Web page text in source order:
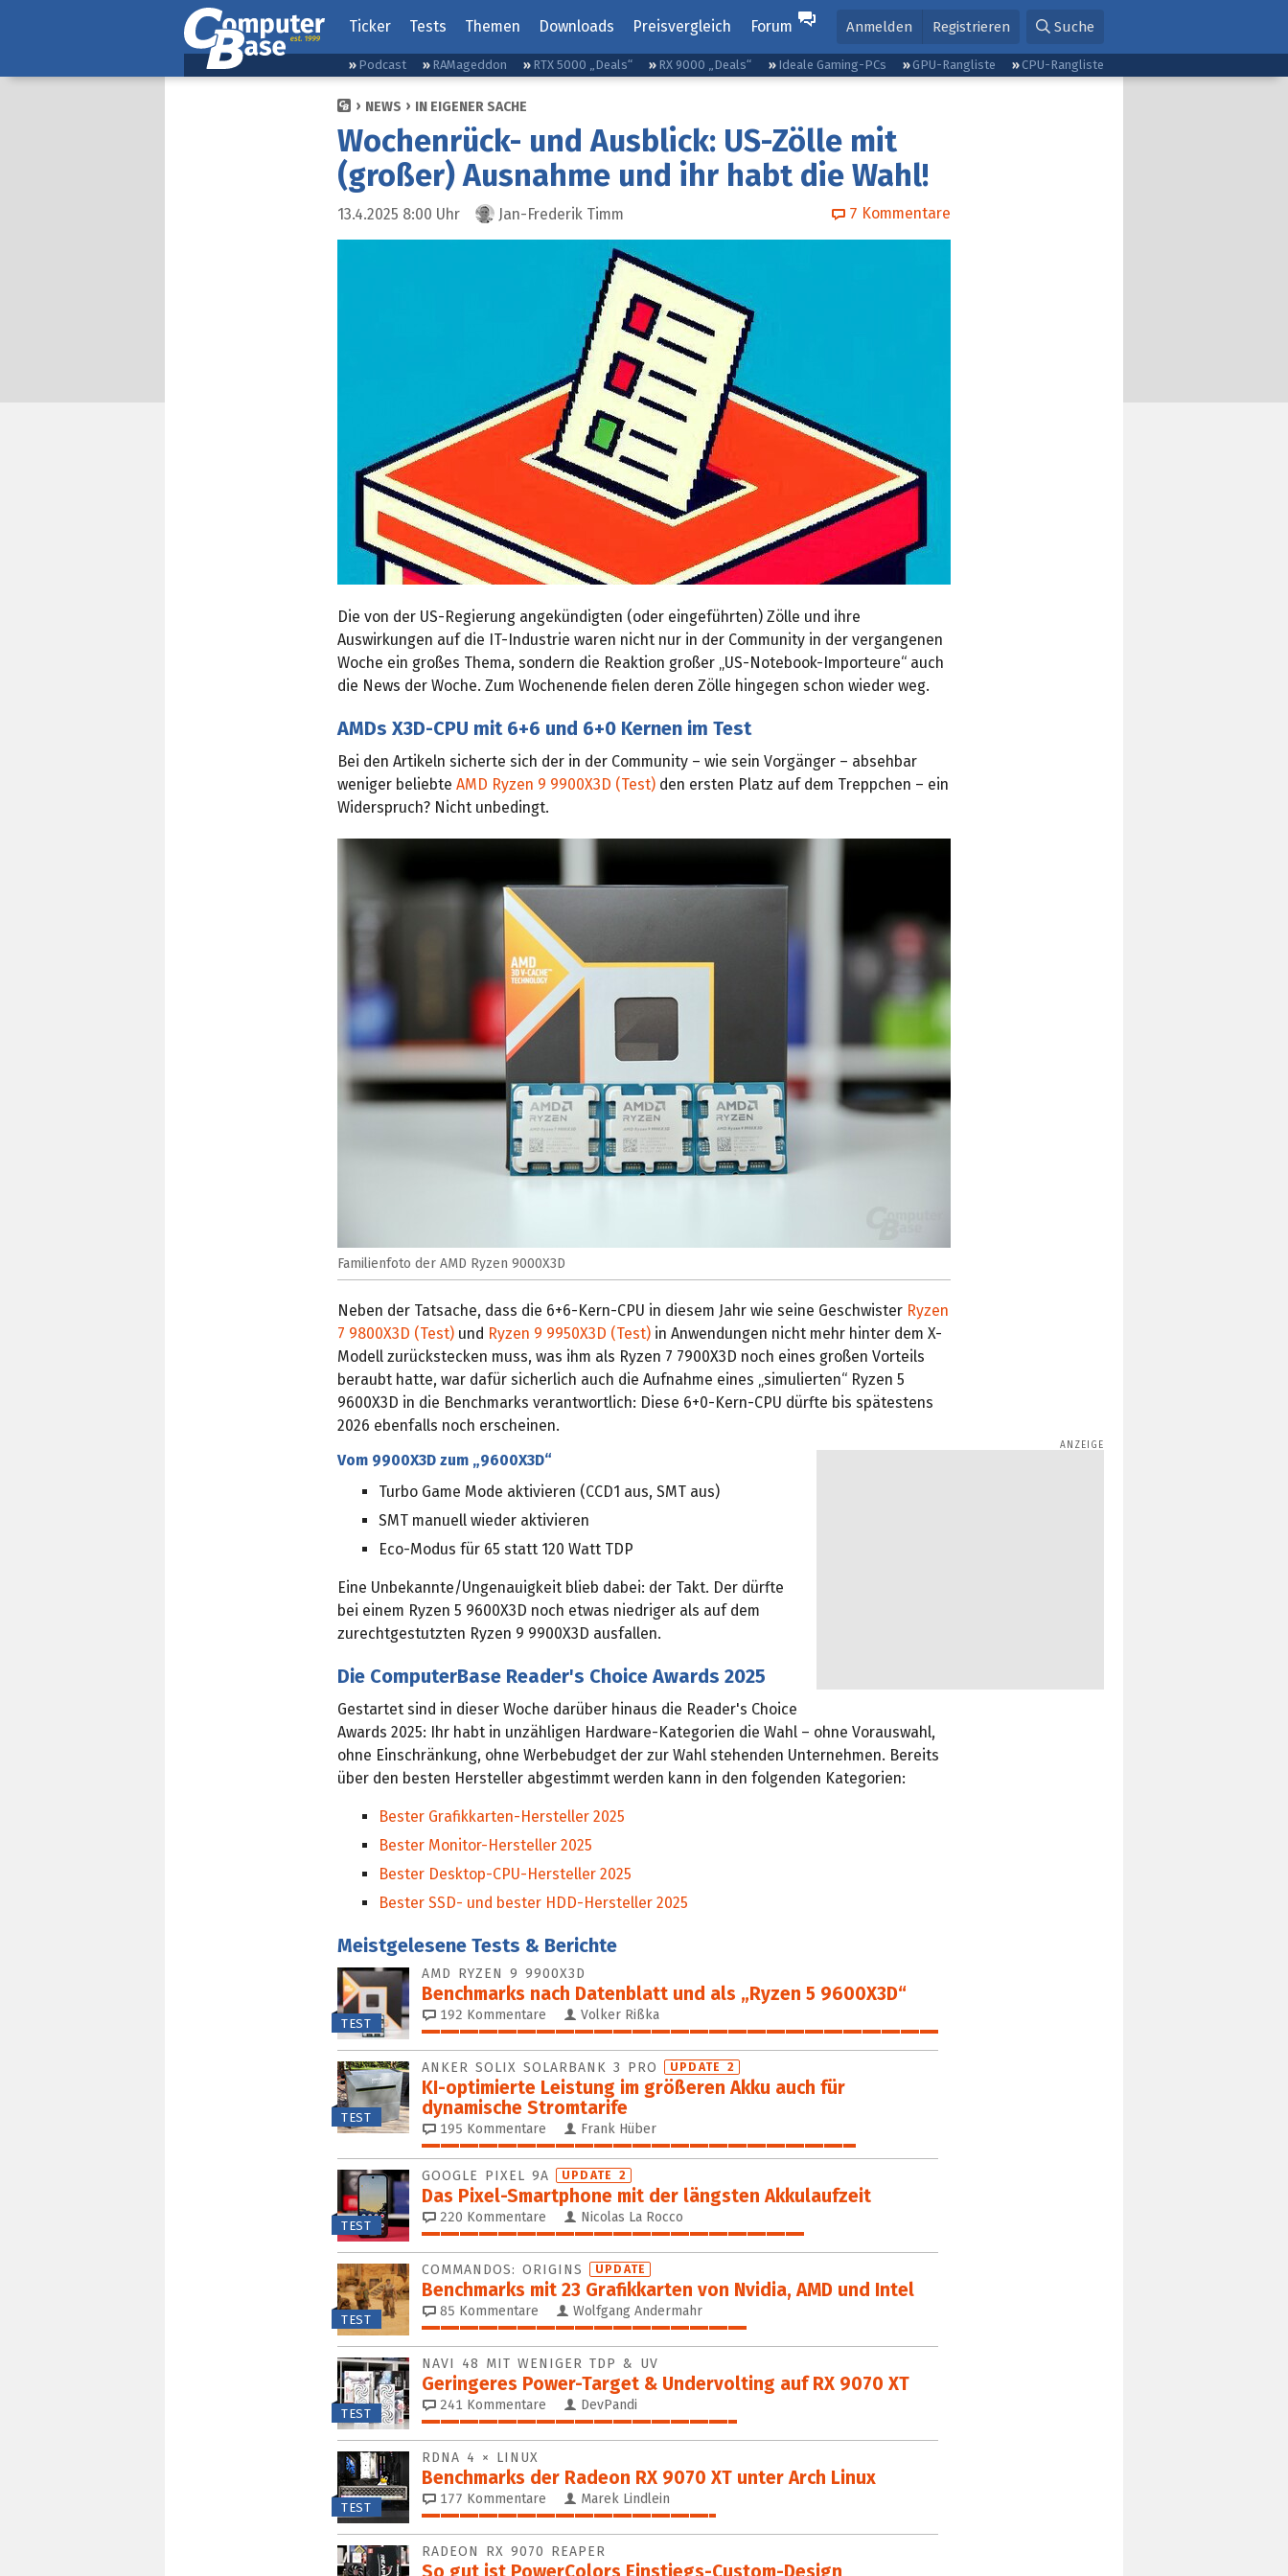
Ticker Tests Themen Downloads Preisvergleich Forum Anmelden Registrieren Suche
Podcast RAMageddon RTX 5000 „Deals“ RX 9000 „Deals“ Ideale Gaming-PCs GPU-Rangliste CPU-Rangliste
NEWS IN EIGENER SACHE
Wochenrück- und Ausblick: US-Zölle mit
(großer) Ausnahme und ihr habt die Wahl!
13.4.2025 8:00 Uhr Jan-Frederik Timm 7 Kommentare
Die von der US-Regierung angekündigten (oder eingeführten) Zölle und ihre
Auswirkungen auf die IT-Industrie waren nicht nur in der Community in der vergangenen
Woche ein großes Thema, sondern die Reaktion großer „US-Notebook-Importeure“ auch
die News der Woche. Zum Wochenende fielen deren Zölle hingegen schon wieder weg.
AMDs X3D-CPU mit 6+6 und 6+0 Kernen im Test
Bei den Artikeln sicherte sich der in der Community – wie sein Vorgänger – absehbar
weniger beliebte AMD Ryzen 9 9900X3D (Test) den ersten Platz auf dem Treppchen – ein
Widerspruch? Nicht unbedingt.
Familienfoto der AMD Ryzen 9000X3D
Neben der Tatsache, dass die 6+6-Kern-CPU in diesem Jahr wie seine Geschwister Ryzen
7 9800X3D (Test) und Ryzen 9 9950X3D (Test) in Anwendungen nicht mehr hinter dem X-
Modell zurückstecken muss, was ihm als Ryzen 7 7900X3D noch eines großen Vorteils
beraubt hatte, war dafür sicherlich auch die Aufnahme eines „simulierten“ Ryzen 5
9600X3D in die Benchmarks verantwortlich: Diese 6+0-Kern-CPU dürfte bis spätestens
2026 ebenfalls noch erscheinen.
Vom 9900X3D zum „9600X3D“
Turbo Game Mode aktivieren (CCD1 aus, SMT aus)
SMT manuell wieder aktivieren
Eco-Modus für 65 statt 120 Watt TDP
Eine Unbekannte/Ungenauigkeit blieb dabei: der Takt. Der dürfte
bei einem Ryzen 5 9600X3D noch etwas niedriger als auf dem
zurechtgestutzten Ryzen 9 9900X3D ausfallen.
Die ComputerBase Reader's Choice Awards 2025
Gestartet sind in dieser Woche darüber hinaus die Reader's Choice
Awards 2025: Ihr habt in unzähligen Hardware-Kategorien die Wahl – ohne Vorauswahl,
ohne Einschränkung, ohne Werbebudget der zur Wahl stehenden Unternehmen. Bereits
über den besten Hersteller abgestimmt werden kann in den folgenden Kategorien:
Bester Grafikkarten-Hersteller 2025
Bester Monitor-Hersteller 2025
Bester Desktop-CPU-Hersteller 2025
Bester SSD- und bester HDD-Hersteller 2025
Meistgelesene Tests & Berichte
TEST
AMD RYZEN 9 9900X3D
Benchmarks nach Datenblatt und als „Ryzen 5 9600X3D“
192 Kommentare Volker Rißka
100%
TEST
ANKER SOLIX SOLARBANK 3 PRO UPDATE 2
KI-optimierte Leistung im größeren Akku auch für
dynamische Stromtarife
195 Kommentare Frank Hüber
84%
TEST
GOOGLE PIXEL 9A UPDATE 2
Das Pixel-Smartphone mit der längsten Akkulaufzeit
220 Kommentare Nicolas La Rocco
74%
TEST
COMMANDOS: ORIGINS UPDATE
Benchmarks mit 23 Grafik­kar­ten von Nvidia, AMD und Intel
85 Kommentare Wolfgang Andermahr
63%
TEST
NAVI 48 MIT WENIGER TDP & UV
Geringeres Power-Target & Undervolting auf RX 9070 XT
241 Kommentare DevPandi
61%
TEST
RDNA 4 × LINUX
Benchmarks der Radeon RX 9070 XT unter Arch Linux
177 Kommentare Marek Lindlein
57%
RADEON RX 9070 REAPER
So gut ist PowerColors Einstiegs-Custom-Design